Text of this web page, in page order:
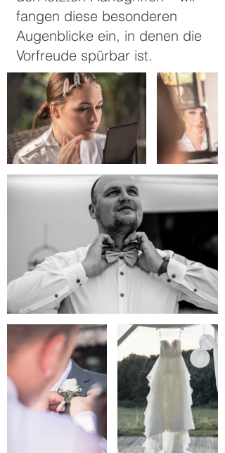
fangen diese besonderen
Augenblicke ein, in denen die
Vorfreude spürbar ist.